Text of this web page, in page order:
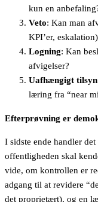
kun en
Veto: Kan man
KPI’er,
Logning: Kan
afvigelser?
Uafhængigt tilsyn
læring fra “near
Efterprøvning er
I sidste ende handler
offentligheden skal
vide, om kontrollen er
adgang til at revidere
det proprietært), og en